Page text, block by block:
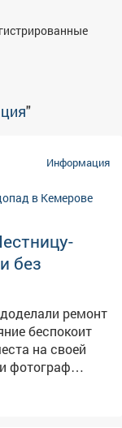
"
Информация
без
ремонт
беспокоит
фотограф
сделали – и на